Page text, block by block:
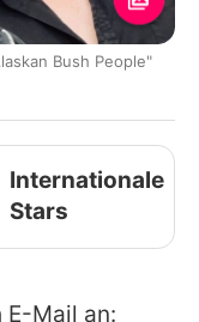
Bush People"
Internationale
Stars
E-Mail an: